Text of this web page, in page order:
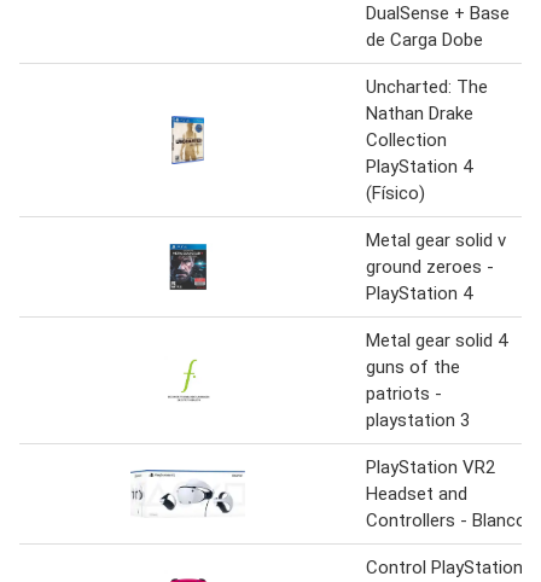
DualSense + Base
de Carga Dobe
Uncharted: The
Nathan Drake
Collection
PlayStation 4
(Físico)
Metal gear solid v
ground zeroes -
PlayStation 4
Metal gear solid 4
guns of the
patriots -
playstation 3
PlayStation VR2
Headset and
Controllers - Blanco
Control PlayStation